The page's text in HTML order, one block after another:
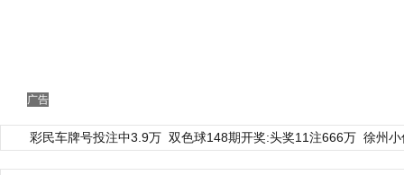
广告
彩民车牌号投注中3.9万 双色球148期开奖:头奖11注666万 徐州